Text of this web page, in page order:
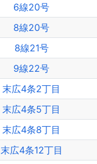
6線20号
8線20号
8線21号
9線22号
末広4条2丁目
末広4条5丁目
末広4条8丁目
末広4条12丁目